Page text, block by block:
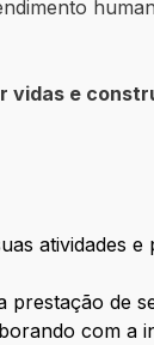
vidas e
atividades
de
com a